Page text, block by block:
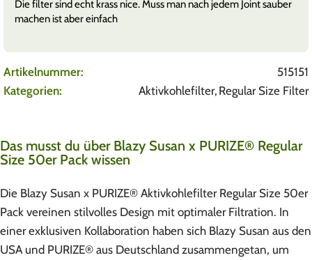
Die filter sind echt krass nice. Muss man nach jedem Joint sauber
machen ist aber einfach
Artikelnummer:
515151
Kategorien:
Aktivkohlefilter, Regular Size Filter
Das musst du über Blazy Susan x PURIZE® Regular
Size 50er Pack wissen
Die Blazy Susan x PURIZE® Aktivkohlefilter Regular Size 50er
Pack vereinen stilvolles Design mit optimaler Filtration. In
einer exklusiven Kollaboration haben sich Blazy Susan aus den
USA und PURIZE® aus Deutschland zusammengetan, um